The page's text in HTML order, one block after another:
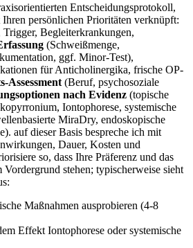
Entscheidungsprotokoll,‍
persönlichen Prioritäten verknüpft:
Trigger, Begleiterkrankungen,
‌(Schweißmenge,
ggf. Minor-Test),
für Anticholinergika, frische OP-
Assessment (Beruf, psychosoziale
nach Evidenz (topische
Iontophorese, systemische
MiraDry, endoskopische
auf dieser Basis bespreche ich mit
Dauer,⁢ Kosten‌ und
so,⁢ dass Ihre⁤ Präferenz und‍ das
Vordergrund stehen; typischerweise sieht
Maßnahmen ⁢ausprobieren ⁤(4-8
Effekt Iontophorese oder systemische